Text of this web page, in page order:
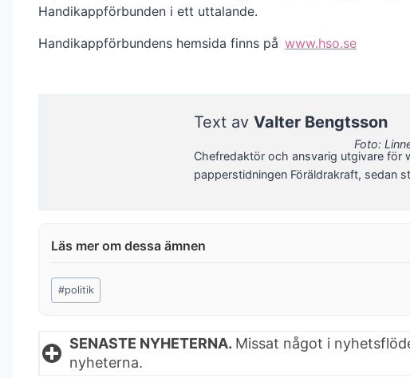
Handikappförbunden i ett uttalande.
Handikappförbundens hemsida finns på www.hso.se
Foto:
Text av Valter Bengtsson
Chefredaktör och ansvarig utgivare för
papperstidningen Föräldrakraft, sedan
Post
Tags:
#politik
SENASTE NYHETERNA. Missat något i
nyheterna.